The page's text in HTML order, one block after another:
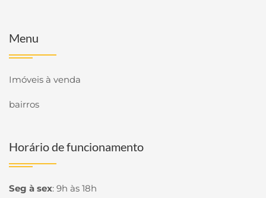
Menu
Imóveis à venda
bairros
Horário de funcionamento
Seg à sex: 9h às 18h